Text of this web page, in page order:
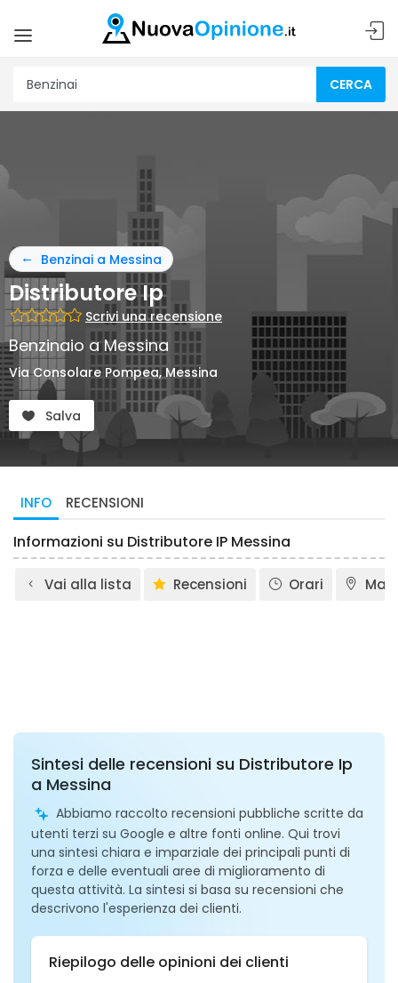
CERCA
Benzinai a Messina
Distributore Ip
Scrivi una recensione
Benzinaio a Messina
Via Consolare Pompea, Messina
Salva
INFO RECENSIONI
Informazioni su Distributore IP Messina
Vai alla lista Recensioni Orari
Sintesi delle recensioni su Distributore Ip
a Messina
Abbiamo raccolto recensioni pubbliche scritte da
utenti terzi su Google e altre fonti online. Qui trovi
una sintesi chiara e imparziale dei principali punti di
forza e delle eventuali aree di miglioramento di
questa attività. La sintesi si basa su recensioni che
descrivono l'esperienza dei clienti.
Riepilogo delle opinioni dei clienti